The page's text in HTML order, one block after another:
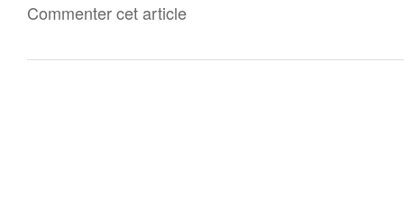
Commenter cet article